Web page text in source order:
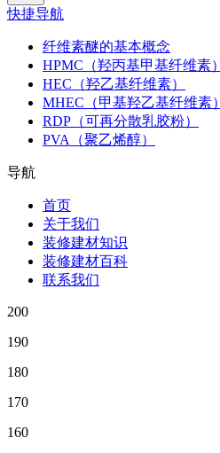
快捷导航
纤维素醚的基本概念
HPMC（羟丙基甲基纤维素）
HEC（羟乙基纤维素）
MHEC（甲基羟乙基纤维素）
RDP（可再分散乳胶粉）
PVA（聚乙烯醇）
导航
首页
关于我们
装修建材知识
装修建材百科
联系我们
200
190
180
170
160